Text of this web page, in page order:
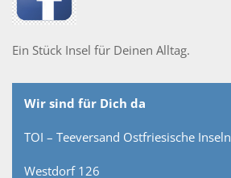
Ein Stück Insel für Deinen Alltag.
Wir sind für Dich da
TOI – Teeversand Ostfriesische Inseln
Westdorf 126